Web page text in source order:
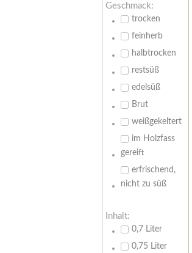
Geschmack:
trocken
feinherb
halbtrocken
restsüß
edelsüß
Brut
weißgekeltert
im Holzfass
gereift
erfrischend,
nicht zu süß
Inhalt:
0,7 Liter
0,75 Liter